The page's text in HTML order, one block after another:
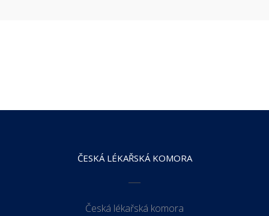
ČESKÁ LÉKAŘSKÁ KOMORA
Česká lékařská komora